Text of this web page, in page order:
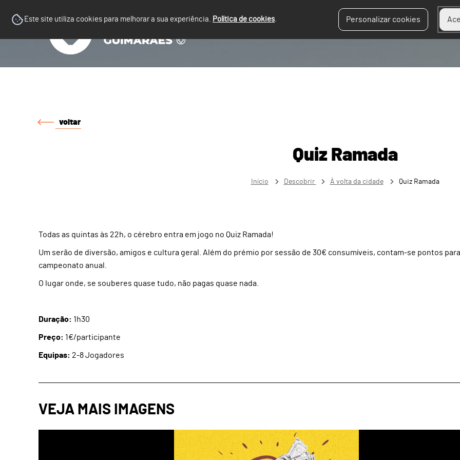
Este site utiliza cookies para melhorar a sua experiência. Política de cookies. Personalizar cookies
voltar
Quiz Ramada
Início Descobrir À volta da cidade Quiz Ramada
Todas as quintas às 22h, o cérebro entra em jogo no Quiz Ramada!
Um serão de diversão, amigos e cultura geral. Além do prémio por sessão de 30€ consumíveis, contam-se pontos
campeonato anual.
O lugar onde, se souberes quase tudo, não pagas quase nada.
Duração: 1h30
Preço: 1€/participante
Equipas: 2-8 Jogadores